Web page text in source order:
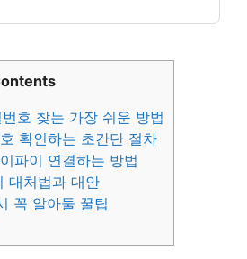
호 찾는 가장 쉬운 방법
확인하는 초간단 절차
파이 연결하는 방법
대처법과 대안
꼭 알아둘 꿀팁